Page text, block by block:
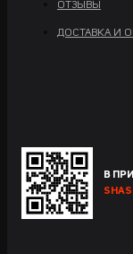
ОТЗЫВЫ
ДОСТАВКА И
В